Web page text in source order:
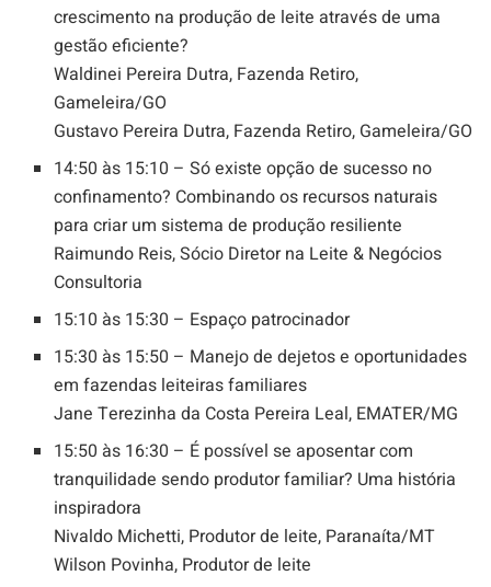
crescimento na produção de leite através de uma
gestão eficiente?
Waldinei Pereira Dutra, Fazenda Retiro,
Gameleira/GO
Gustavo Pereira Dutra, Fazenda Retiro, Gameleira/GO
14:50 às 15:10 – Só existe opção de sucesso no
confinamento? Combinando os recursos naturais
para criar um sistema de produção resiliente
Raimundo Reis, Sócio Diretor na Leite & Negócios
Consultoria
15:10 às 15:30 – Espaço patrocinador
15:30 às 15:50 – Manejo de dejetos e oportunidades
em fazendas leiteiras familiares
Jane Terezinha da Costa Pereira Leal, EMATER/MG
15:50 às 16:30 – É possível se aposentar com
tranquilidade sendo produtor familiar? Uma história
inspiradora
Nivaldo Michetti, Produtor de leite, Paranaíta/MT
Wilson Povinha, Produtor de leite